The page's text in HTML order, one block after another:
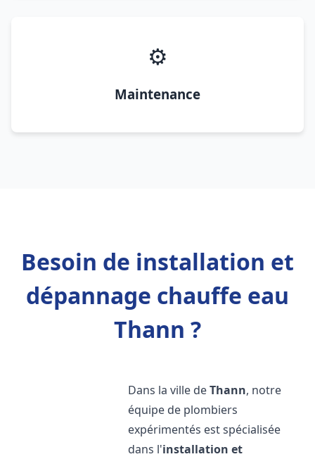
⚙️
Maintenance
Besoin de installation et
dépannage chauffe eau
Thann ?
Dans la ville deThann, notre
équipe de plombiers
expérimentés est spécialisée
dans l'installation et